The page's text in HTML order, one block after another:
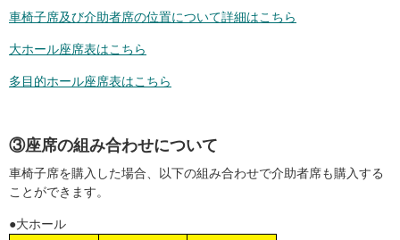
車椅子席及び介助者席の位置について詳細はこちら
大ホール座席表はこちら
多目的ホール座席表はこちら
③座席の組み合わせについて
車椅子席を購入した場合、以下の組み合わせで介助者席も購入する
ことができます。
●大ホール